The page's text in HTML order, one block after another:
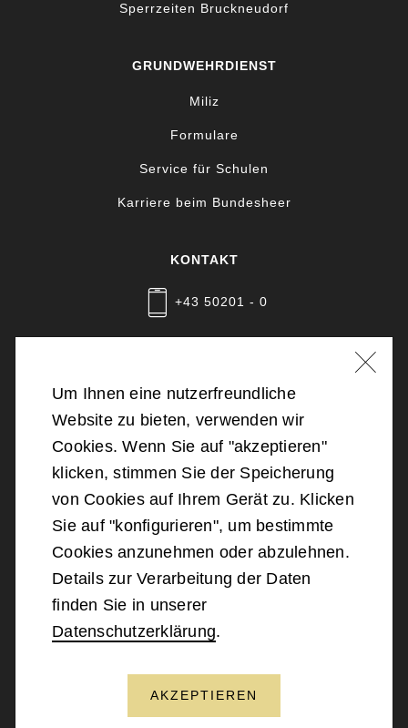
Sperrzeiten Bruckneudorf
GRUNDWEHRDIENST
Miliz
Formulare
Service für Schulen
Karriere beim Bundesheer
KONTAKT
+43 50201 - 0
2026Bundesministerium für Landesverteidigung
Barrierefreiheit
Datenschutz
Kontakt
Um Ihnen eine nutzerfreundliche
Website zu bieten, verwenden wir
Cookies. Wenn Sie auf "akzeptieren"
klicken, stimmen Sie der Speicherung
von Cookies auf Ihrem Gerät zu. Klicken
Sie auf "konfigurieren", um bestimmte
Cookies anzunehmen oder abzulehnen.
Details zur Verarbeitung der Daten
finden Sie in unserer
Datenschutzerklärung.
AKZEPTIEREN